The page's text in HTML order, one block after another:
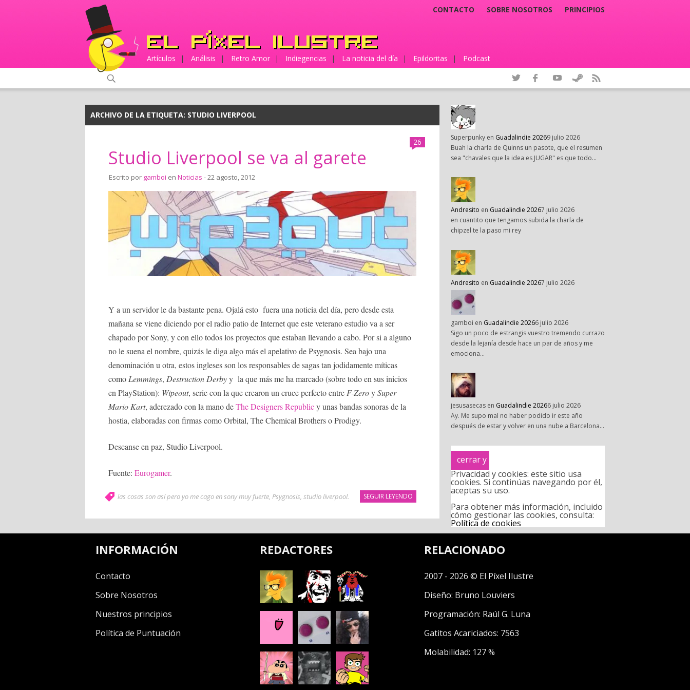
CONTACTO SOBRE NOSOTROS PRINCIPIOS
Artículos | Análisis | Retro Amor | Indiegencias | La noticia del día | Epildoritas | Podcast
ARCHIVO DE LA ETIQUETA: STUDIO LIVERPOOL
26
Studio Liverpool se va al garete
Escrito por gamboi en Noticias - 22 agosto, 2012
Y a un servidor le da bastante pena. Ojalá esto fuera una noticia del día, pero desde esta
mañana se viene diciendo por el radio patio de Internet que este veterano estudio va a ser
chapado por Sony, y con ello todos los proyectos que estaban llevando a cabo. Por si a alguno
no le suena el nombre, quizás le diga algo más el apelativo de Psygnosis. Sea bajo una
denominación u otra, estos ingleses son los responsables de sagas tan jodidamente míticas
como Lemmings, Destruction Derbyy la que más me ha marcado (sobre todo en sus inicios
en PlayStation): Wipeout, serie con la que crearon un cruce perfecto entre F-ZeroySuper
Mario Kart, aderezado con la mano deThe Designers Republicy unas bandas sonoras de la
hostia, elaboradas con firmas como Orbital, The Chemical Brothers o Prodigy.
Descanse en paz, Studio Liverpool.
Fuente: Eurogamer.
SEGUIR LEYENDO
las cosas son así pero yo me cago en sony muy fuerte, Psygnosis, studio liverpool.
Superpunky en Guadalindie 20269 julio 2026
Buah la charla de Quinns un pasote, que el resumen
sea "chavales que la idea es JUGAR" es que todo…
Andresito en Guadalindie 20267 julio 2026
en cuantito que tengamos subida la charla de
chipzel te la paso mi rey
Andresito en Guadalindie 20267 julio 2026
gamboi en Guadalindie 20266 julio 2026
Sigo un poco de estrangis vuestro tremendo currazo
desde la lejanía desde hace un par de años y me
emociona…
jesusasecas en Guadalindie 20266 julio 2026
Ay. Me supo mal no haber podido ir este año
después de estar y volver en una nube a Barcelona…
Privacidad y cookies: este sitio usa
cookies. Si continúas navegando por él,
aceptas su uso.
Para obtener más información, incluido
cómo gestionar las cookies, consulta:
Política de cookies
INFORMACIÓN
Contacto
Sobre Nosotros
Nuestros principios
Política de Puntuación
REDACTORES RELACIONADO
2007 - 2026 © El Píxel Ilustre
Diseño: Bruno Louviers
Programación: Raúl G. Luna
Gatitos Acariciados: 7563
Molabilidad: 127 %